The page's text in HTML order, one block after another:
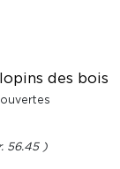
des bois
56.45